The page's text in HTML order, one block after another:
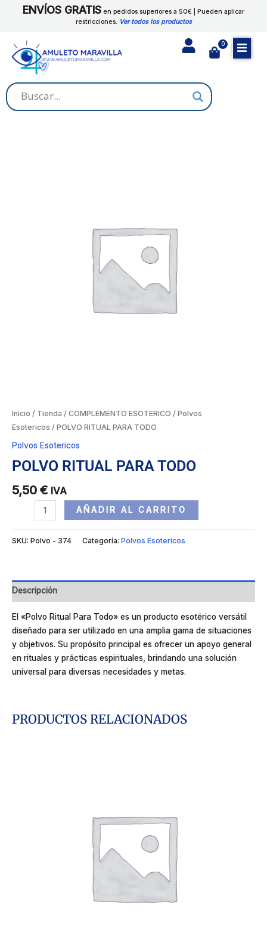
ENVÍOS GRATIS en pedidos superiores a 50€ | Pueden aplicar
restricciones. Ver todos los productos
0
Cart
Inicio / Tienda / COMPLEMENTO ESOTERICO / Polvos
Esotericos / POLVO RITUAL PARA TODO
Polvos Esotericos
POLVO RITUAL PARA TODO
5,50 € IVA
AÑADIR AL CARRITO
SKU: Polvo - 374 Categoría: Polvos Esotericos
Descripción
El «Polvo Ritual Para Todo» es un producto esotérico versátil
diseñado para ser utilizado en una amplia gama de situaciones
y objetivos. Su propósito principal es ofrecer un apoyo general
en rituales y prácticas espirituales, brindando una solución
universal para diversas necesidades y metas.
PRODUCTOS RELACIONADOS
TODO